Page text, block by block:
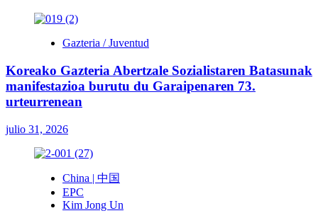
Gazteria / Juventud
Koreako Gazteria Abertzale Sozialistaren Batasunak
manifestazioa burutu du Garaipenaren 73.
urteurrenean
julio 31, 2026
China | 中国
EPC
Kim Jong Un